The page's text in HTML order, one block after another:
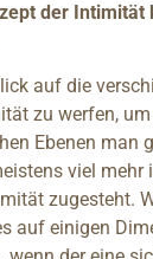
der
auf die
zu werfen,
Ebenen man
viel mehr
zugesteht.
auf einigen